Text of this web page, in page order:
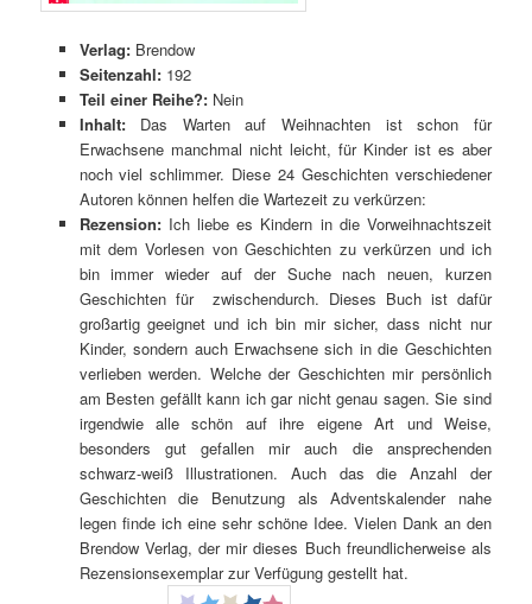
Verlag: Brendow
Seitenzahl:192
Teil einer Reihe?: Nein
Inhalt:Das Warten auf Weihnachten ist schon für
Erwachsene manchmal nicht leicht, für Kinder ist es aber
noch viel schlimmer. Diese 24 Geschichten verschiedener
Autoren können helfen die Wartezeit zu verkürzen:
Rezension: Ich liebe es Kindern in die Vorweihnachtszeit
mit dem Vorlesen von Geschichten zu verkürzen und ich
bin immer wieder auf der Suche nach neuen, kurzen
Geschichten für zwischendurch. Dieses Buch ist dafür
großartig geeignet und ich bin mir sicher, dass nicht nur
Kinder, sondern auch Erwachsene sich in die Geschichten
verlieben werden. Welche der Geschichten mir persönlich
am Besten gefällt kann ich gar nicht genau sagen. Sie sind
irgendwie alle schön auf ihre eigene Art und Weise,
besonders gut gefallen mir auch die ansprechenden
schwarz-weiß Illustrationen. Auch das die Anzahl der
Geschichten die Benutzung als Adventskalender nahe
legen finde ich eine sehr schöne Idee. Vielen Dank an den
Brendow Verlag, der mir dieses Buch freundlicherweise als
Rezensionsexemplar zur Verfügung gestellt hat.